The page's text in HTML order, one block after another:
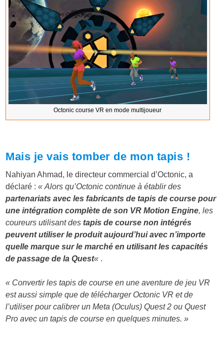
Octonic course VR en mode multijoueur
Mais je vais tomber de mon tapis !
Nahiyan Ahmad, le directeur commercial d’Octonic, a
déclaré :« Alors qu’Octonic continue à établir des
partenariats avec les fabricants de tapis de course pour
une intégration complète de son VR Motion Engine, les
coureurs utilisant destapis de course non intégrés
peuvent utiliser le produit aujourd’hui avec n’importe
quelle marque sur le marché en utilisant les capacités
de passage de la Quest« .
« Convertir les tapis de course en une aventure de jeu VR
est aussi simple que de télécharger Octonic VR et de
l’utiliser pour calibrer un Meta (Oculus) Quest 2 ou Quest
Pro avec un tapis de course en quelques minutes. »